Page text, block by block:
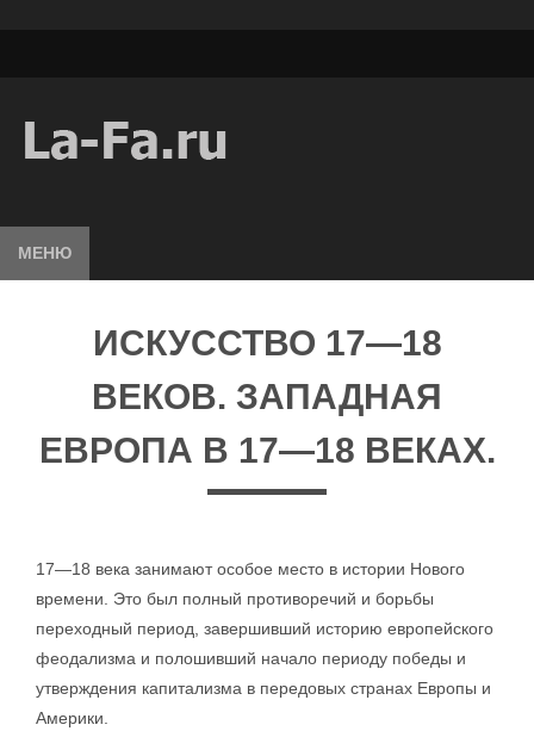
МЕНЮ
ИСКУССТВО 17—18
ВЕКОВ. ЗАПАДНАЯ
ЕВРОПА В 17—18 ВЕКАХ.
17—18 века занимают особое место в истории Нового
времени. Это был полный противоречий и борьбы
переходный период, завершивший историю европейского
феодализма и полошивший начало периоду победы и
утверждения капитализма в передовых странах Европы и
Америки.